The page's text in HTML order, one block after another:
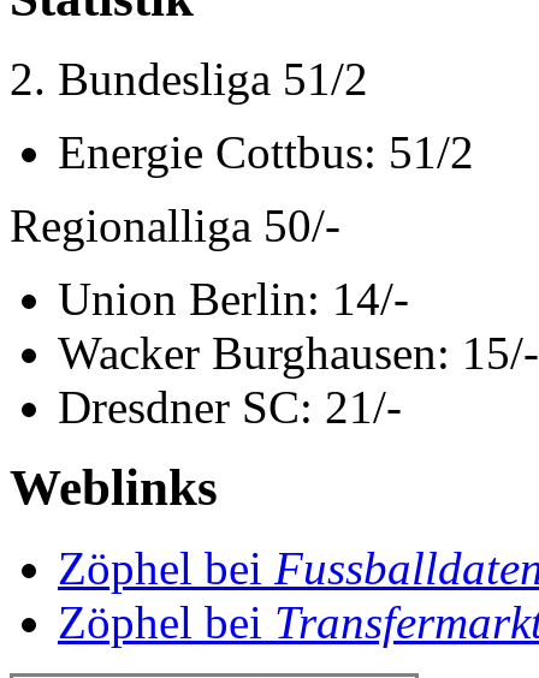
2. Bundesliga 51/2
Energie Cottbus: 51/2
Regionalliga 50/-
Union Berlin: 14/-
Wacker Burghausen: 15/-
Dresdner SC: 21/-
Weblinks
Zöphel bei
Zöphel bei